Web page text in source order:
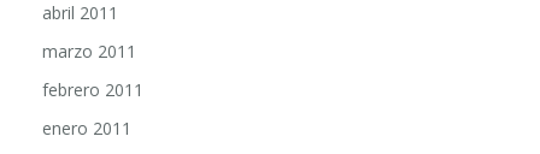
abril 2011
marzo 2011
febrero 2011
enero 2011